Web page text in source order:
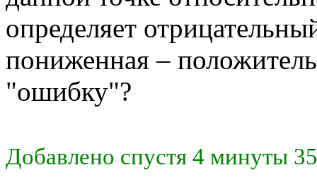
определяет
пониженная –
"ошибку"?
Добавлено спустя 4 минуты